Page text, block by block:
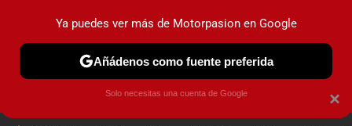
PRUEBAS COCHES ELÉCTRICOS OBSERVATORIO
×
Ya puedes ver más de Motorpasion en Google
Añádenos como fuente preferida
Solo necesitas una cuenta de Google